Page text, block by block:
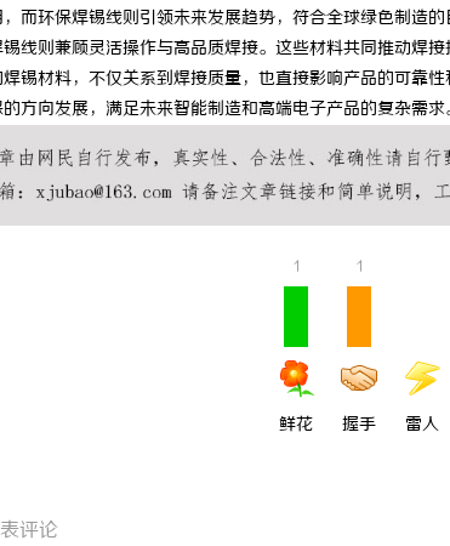
而环保焊锡线则引领未来发展趋势，符合全球绿色制造
线则兼顾灵活操作与高品质焊接。这些材料共同推动焊
锡材料，不仅关系到焊接质量，也直接影响产品的可靠
方向发展，满足未来智能制造和高端电子产品的复杂需求
1
鲜花
1
握手 雷人
评论